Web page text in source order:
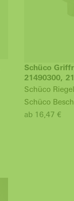
Schüco
21490300,
Schüco
Schüco
ab 16,47 €